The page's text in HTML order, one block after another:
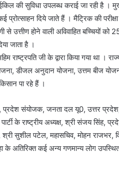
की सुविधा उपलब्ध कराई जा रही है ।
दिये जाते हैं । मैट्रिक की
उत्तीण होने वाली अविवाहित बच्चियों को
जाता है ।
राष्ट्रपति जी के द्वारा किया गया था ।
डीजल अनुदान योजना, उत्तम बीज
पा रहे हैं ।
प्रदेश संयोजक, जनता दल यू0, उत्तर
पार्टी के राष्ट्रीय अध्यक्ष, श्री संजय
श्री सुशील पटेल, महासचिव, मोहन
के अतिरिक्त कई अन्य गणमान्य लोग